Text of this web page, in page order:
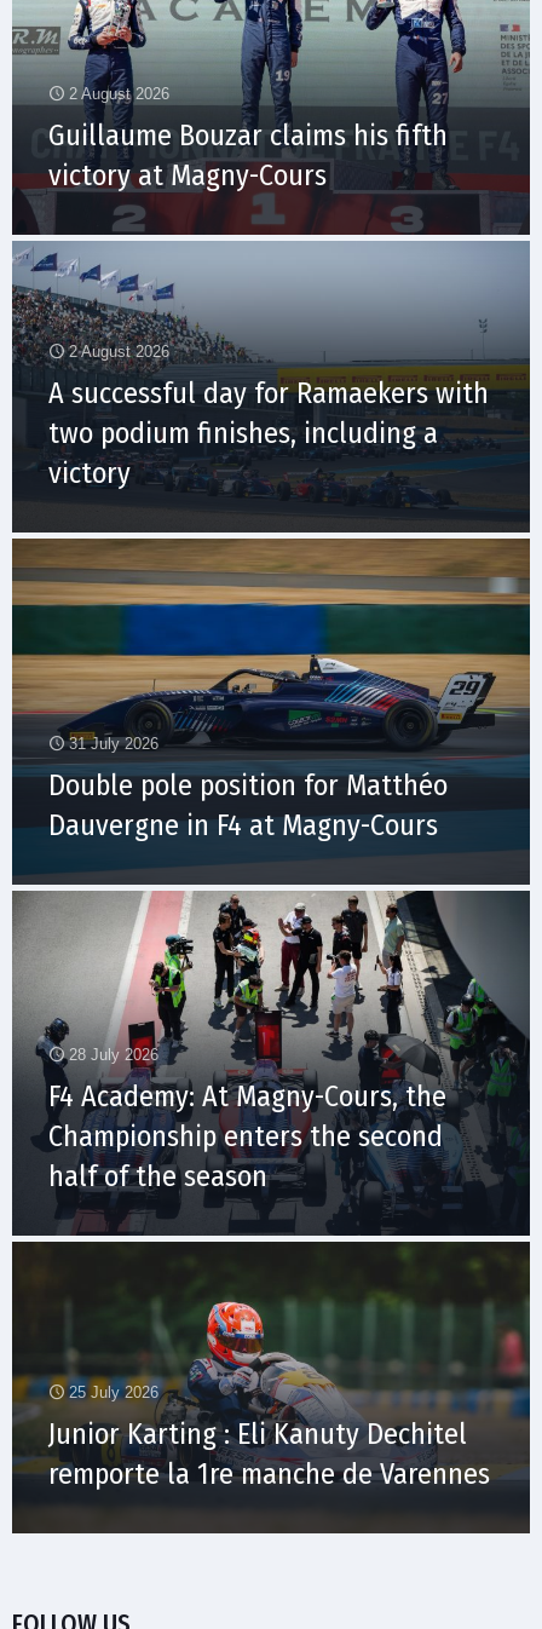
2 August 2026
Guillaume Bouzar claims his fifth
victory at Magny-Cours
2 August 2026
A successful day for Ramaekers with
two podium finishes, including a
victory
31 July 2026
Double pole position for Matthéo
Dauvergne in F4 at Magny-Cours
28 July 2026
F4 Academy: At Magny-Cours, the
Championship enters the second
half of the season
25 July 2026
Junior Karting : Eli Kanuty Dechitel
remporte la 1re manche de Varennes